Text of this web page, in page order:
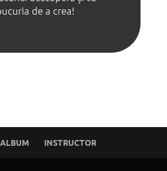
de a crea!
ALBUM INSTRUCTOR